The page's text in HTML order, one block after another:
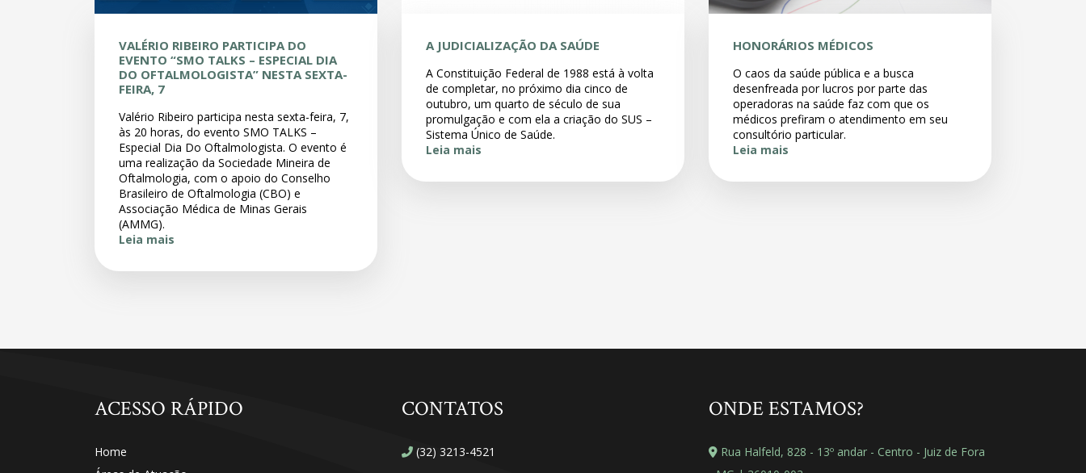
VALÉRIO RIBEIRO PARTICIPA DO
EVENTO “SMO TALKS – ESPECIAL DIA
DO OFTALMOLOGISTA” NESTA SEXTA-
FEIRA, 7
Valério Ribeiro participa nesta sexta-feira, 7,
às 20 horas, do evento SMO TALKS –
Especial Dia Do Oftalmologista. O evento é
uma realização da Sociedade Mineira de
Oftalmologia, com o apoio do Conselho
Brasileiro de Oftalmologia (CBO) e
Associação Médica de Minas Gerais
(AMMG).
Leia mais
A JUDICIALIZAÇÃO DA SAÚDE
A Constituição Federal de 1988 está à volta
de completar, no próximo dia cinco de
outubro, um quarto de século de sua
promulgação e com ela a criação do SUS –
Sistema Único de Saúde.
Leia mais
HONORÁRIOS MÉDICOS
O caos da saúde pública e a busca
desenfreada por lucros por parte das
operadoras na saúde faz com que os
médicos prefiram o atendimento em seu
consultório particular.
Leia mais
ACESSO RÁPIDO
Home
CONTATOS
(32) 3213-4521
ONDE ESTAMOS?
Rua Halfeld, 828 - 13º andar - Centro - Juiz de Fora